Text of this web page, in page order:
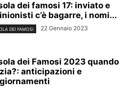
dei famosi 17: inviato e
c’è bagarre, i nomi...
DEI FAMOSI 22 Gennaio 2023
dei Famosi 2023 quando
anticipazioni e